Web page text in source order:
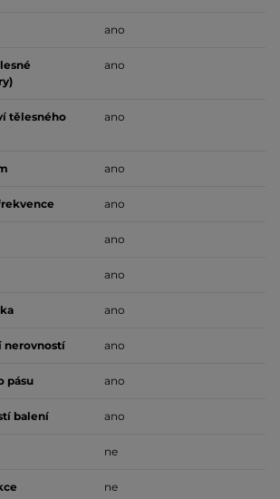
ano
ano
tělesného
ano
ano
ano
ano
ano
ano
nerovností ano
pásu ano
balení ano
ne
ne